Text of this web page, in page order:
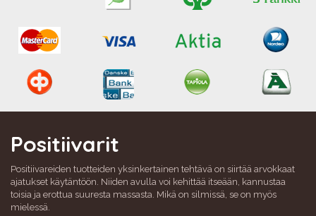
Positiivarit
Positiivareiden tuotteiden yksinkertainen tehtävä on siirtää arvokkaat
ajatukset käytäntöön. Niiden avulla voi kehittää itseään, kannustaa
toisia ja erottua suuresta massasta. Mikä on silmissä, se on myös
mielessä.